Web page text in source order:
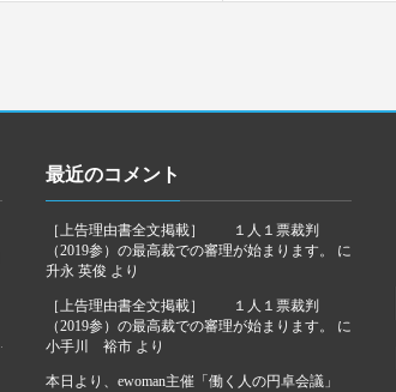
最近のコメント
［上告理由書全文掲載］ １人１票裁判
（2019参）の最高裁での審理が始まります。
に
升永 英俊 より
［上告理由書全文掲載］ １人１票裁判
（2019参）の最高裁での審理が始まります。
に
小手川 裕市 より
本日より、ewoman主催「働く人の円卓会議」